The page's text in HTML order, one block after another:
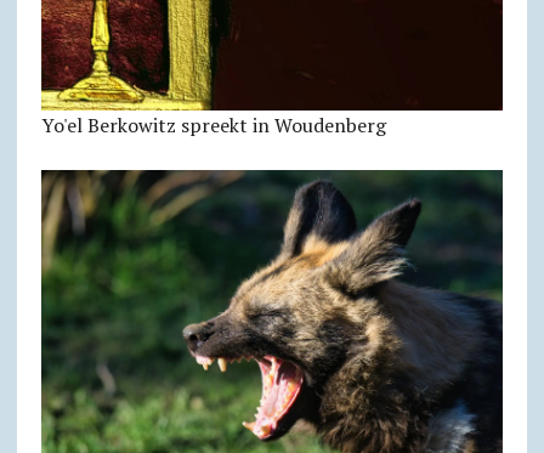
Yo'el Berkowitz spreekt in Woudenberg